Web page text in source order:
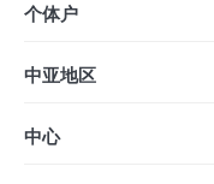
个体户
中亚地区
中心